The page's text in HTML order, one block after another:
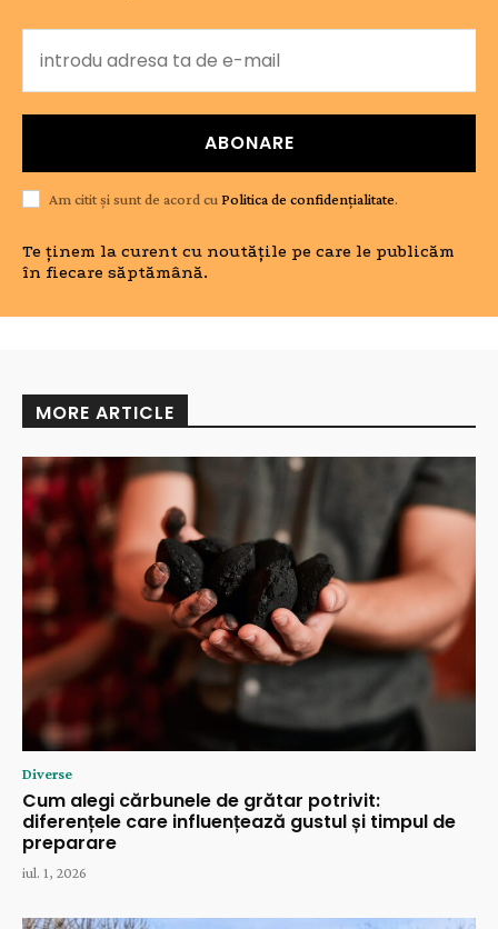
ABONARE
Am citit și sunt de acord cu Politica de confidențialitate.
Te ținem la curent cu noutățile pe care le publicăm
în fiecare săptămână.
MORE ARTICLE
Diverse
Cum alegi cărbunele de grătar potrivit:
diferențele care influențează gustul și timpul de
preparare
iul. 1, 2026